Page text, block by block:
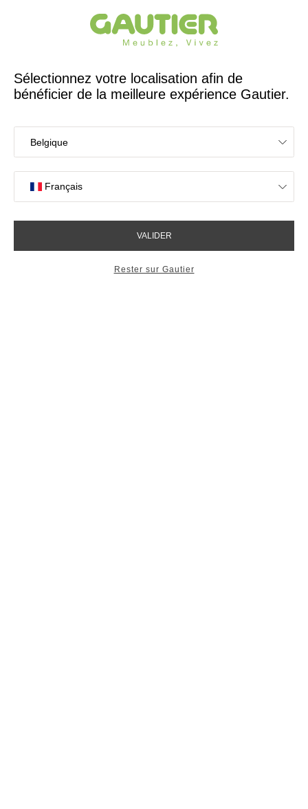
Créateur et fabricant français depuis 65 ans
Accueil Chaises